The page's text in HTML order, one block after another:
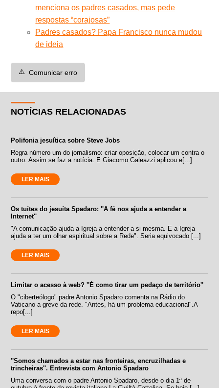
menciona os padres casados, mas pede
respostas “corajosas”
Padres casados? Papa Francisco nunca mudou
de ideia
⚠️ Comunicar erro
NOTÍCIAS RELACIONADAS
Polifonia jesuítica sobre Steve Jobs
Regra número um do jornalismo: criar oposição, colocar um contra o
outro. Assim se faz a notícia. E Giacomo Galeazzi aplicou e[...]
LER MAIS
Os tuítes do jesuíta Spadaro: ''A fé nos ajuda a entender a
Internet''
"A comunicação ajuda a Igreja a entender a si mesma. E a Igreja
ajuda a ter um olhar espiritual sobre a Rede". Seria equivocado [...]
LER MAIS
Limitar o acesso à web? ''É como tirar um pedaço de território''
O "ciberteólogo" padre Antonio Spadaro comenta na Rádio do
Vaticano a greve da rede. "Antes, há um problema educacional".A
repo[...]
LER MAIS
''Somos chamados a estar nas fronteiras, encruzilhadas e
trincheiras''. Entrevista com Antonio Spadaro
Uma conversa com o padre Antonio Spadaro, desde o dia 1ª de